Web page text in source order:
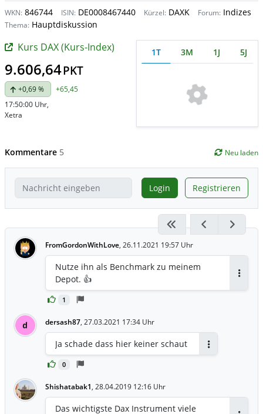
WKN: 846744 ISIN: DE0008467440 Kürzel: DAXK Forum: Indizes
Thema: Hauptdiskussion
Kurs DAX (Kurs-Index)
9.606,64PKT
+0,69 %
+65,45
17:50:00 Uhr,
Xetra
1T 3M 1J 5J
Kommentare 5 Neu laden
Login Registrieren
FromGordonWithLove, 26.11.2021 19:57 Uhr
1
Nutze ihn als Benchmark zu meinem
Depot. 👍
d dersash87, 27.03.2021 17:34 Uhr
0
Ja schade dass hier keiner schaut
Shishatabak1, 28.04.2019 12:16 Uhr
Das wichtigste Dax Instrument viele